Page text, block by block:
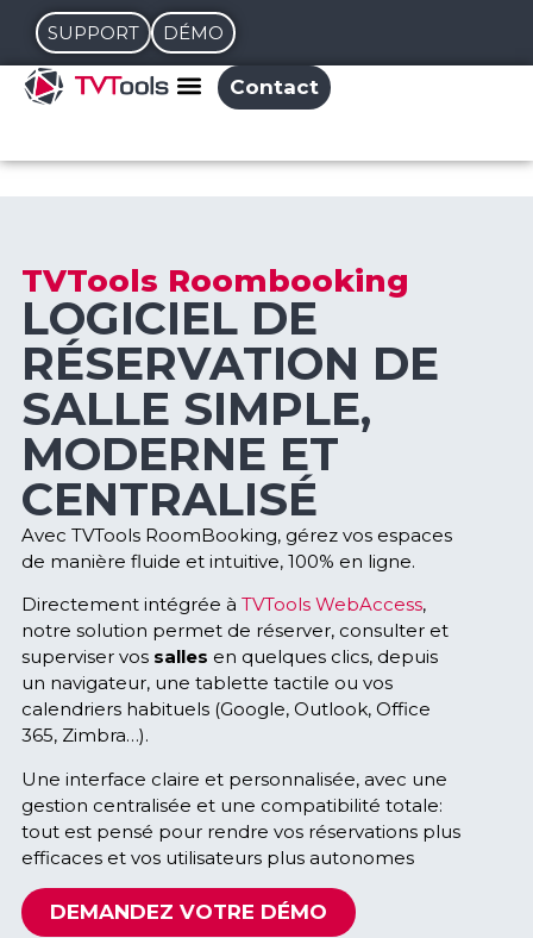
SUPPORT DÉMO
Contact
TVTools Roombooking
LOGICIEL DE
RÉSERVATION DE
SALLE SIMPLE,
MODERNE ET
CENTRALISÉ
Avec TVTools RoomBooking, gérez vos espaces
de manière fluide et intuitive, 100% en ligne.
Directement intégrée à TVTools WebAccess,
notre solution permet de réserver, consulter et
superviser vos salles en quelques clics, depuis
un navigateur, une tablette tactile ou vos
calendriers habituels (Google, Outlook, Office
365, Zimbra…).
Une interface claire et personnalisée, avec une
gestion centralisée et une compatibilité totale:
tout est pensé pour rendre vos réservations plus
efficaces et vos utilisateurs plus autonomes
DEMANDEZ VOTRE DÉMO